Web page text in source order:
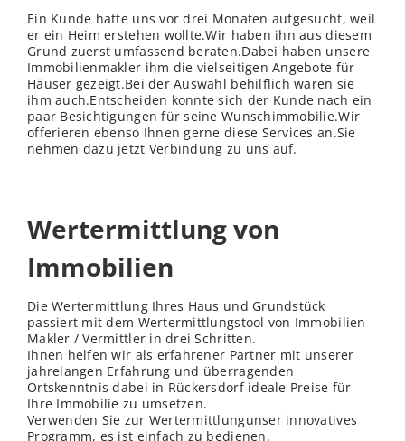
Ein Kunde hatte uns vor drei Monaten aufgesucht, weil
er ein Heim erstehen wollte.Wir haben ihn aus diesem
Grund zuerst umfassend beraten.Dabei haben unsere
Immobilienmakler ihm die vielseitigen Angebote für
Häuser gezeigt.Bei der Auswahl behilflich waren sie
ihm auch.Entscheiden konnte sich der Kunde nach ein
paar Besichtigungen für seine Wunschimmobilie.Wir
offerieren ebenso Ihnen gerne diese Services an.Sie
nehmen dazu jetzt Verbindung zu uns auf.
Wertermittlung von
Immobilien
Die Wertermittlung Ihres Haus und Grundstück
passiert mit dem Wertermittlungstool von Immobilien
Makler / Vermittler in drei Schritten.
Ihnen helfen wir als erfahrener Partner mit unserer
jahrelangen Erfahrung und überragenden
Ortskenntnis dabei in Rückersdorf ideale Preise für
Ihre Immobilie zu umsetzen.
Verwenden Sie zur Wertermittlungunser innovatives
Programm, es ist einfach zu bedienen.